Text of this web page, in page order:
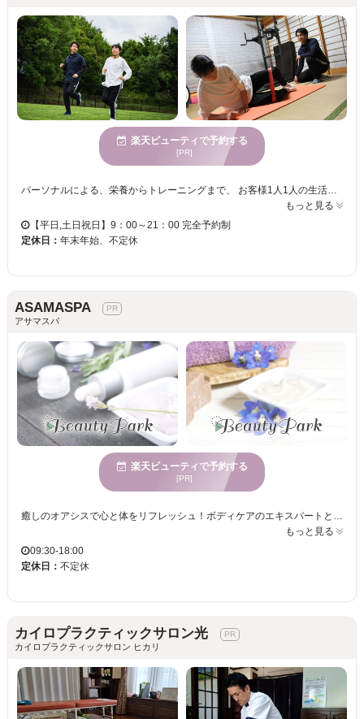
楽天ビューティで予約する
[PR]
パーソナルによる、栄養からトレーニングまで、 お客様1人1人の生活や運動レベルに合わせたプログラム作成！ パーソナルトレーニングを頑張った後は筋膜リリースマッサージによるケアまで行います。 日本唯一の医療エビデンスをもつ 有害重金属、添加物の排出をする 足湯デトックスマシン、 ゴットクリーナーも大人気！ 肩,首、腰、脚など各部位のリンパ流し、筋膜リリースのマッサージや、 小顔リンパマッサージもあります。着衣の状態で行います。
もっと見る
【平日,土日祝日】9：00～21：00 完全予約制
定休日： 年末年始、不定休
ASAMASPA
アサマスパ
楽天ビューティで予約する
[PR]
癒しのオアシスで心と体をリフレッシュ！ボディケアのエキスパートとして、さまざまな年齢層の方々に愛されるサロン。個室での施術でプライバシーも安心。駐車場完備でお車でのアクセスも快適。クレジットカードやQRコード決済も可能だから手間いらず。日常から抜け出し、心地よい癒しを体感してみませんか？ ASAMASPAは穏やかな雰囲気の空間が広がり、心身が休まる場所です。年齢を問わず様々な方に利用されて、豊富な知識と経験を活かし、お一人お一人に最適な施術を提供します。広々とした施術スペースや駐車場を完備し、安心してご来店いただけます。ASAMASPAで、日常のストレスを解消し、心地よいひとときをお楽しみください。あなたの心身をリセットする特別な時間を提供し続けます。
もっと見る
09:30-18:00
定休日： 不定休
カイロプラクティックサロン光
カイロプラクティックサロン ヒカリ